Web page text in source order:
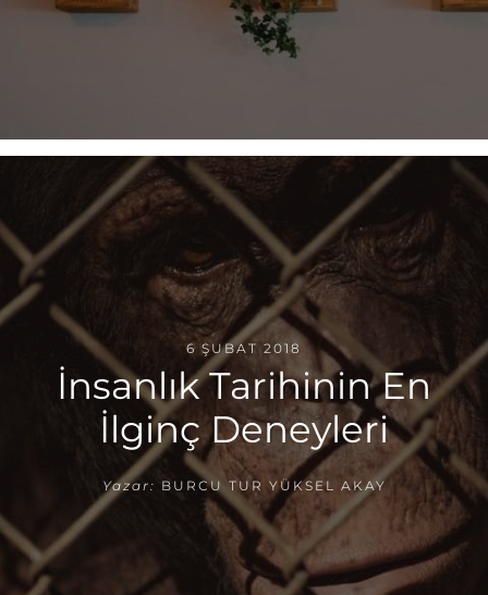
6 ŞUBAT 2018
İnsanlık Tarihinin En
İlginç Deneyleri
Yazar: BURCU TUR YÜKSEL AKAY